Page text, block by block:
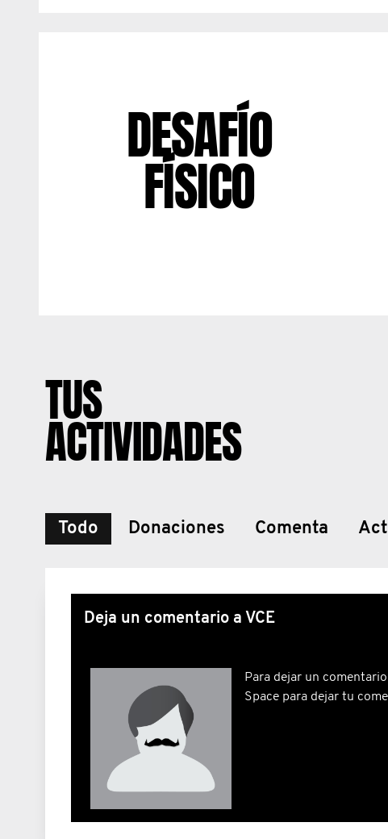
DESAFÍO
FÍSICO
TUS
ACTIVIDADES
Todo Donaciones Comenta
Deja un comentario a VCE
Para dejar un
Space para dejar tu